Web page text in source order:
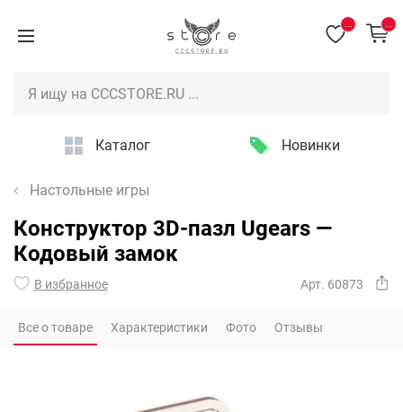
Каталог Новинки
Настольные игры
Конструктор 3D-пазл Ugears —
Кодовый замок
В избранное Арт. 60873
Все о товаре Характеристики Фото Отзывы